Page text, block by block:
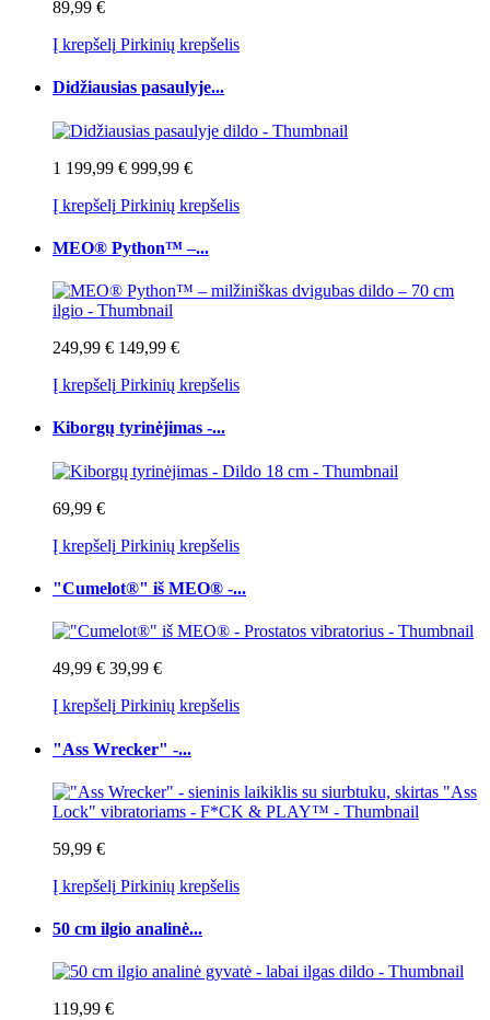
89,99 €
Į krepšelį Pirkinių krepšelis
Didžiausias pasaulyje...
1 199,99 € 999,99 €
Į krepšelį Pirkinių krepšelis
MEO® Python™ –...
249,99 € 149,99 €
Į krepšelį Pirkinių krepšelis
Kiborgų tyrinėjimas -...
69,99 €
Į krepšelį Pirkinių krepšelis
"Cumelot®" iš MEO® -...
49,99 € 39,99 €
Į krepšelį Pirkinių krepšelis
"Ass Wrecker" -...
59,99 €
Į krepšelį Pirkinių krepšelis
50 cm ilgio analinė...
119,99 €